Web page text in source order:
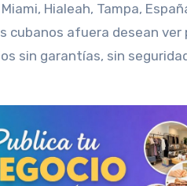
Hialeah, Tampa,
cubanos afuera desean
sin garantías, sin